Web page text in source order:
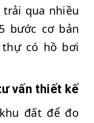
qua nhiều
bước cơ bản
có hồ bơi
vấn thiết kế
đất để đo